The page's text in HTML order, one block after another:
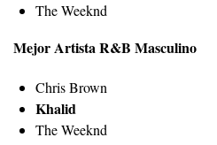
The Weeknd
Mejor Artista R&B Masculino
Chris Brown
Khalid
The Weeknd